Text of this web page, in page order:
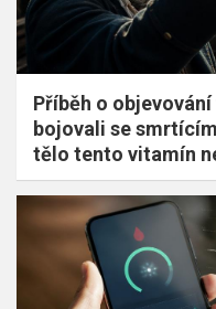
Příběh o
bojovali se
tělo tento vitamín